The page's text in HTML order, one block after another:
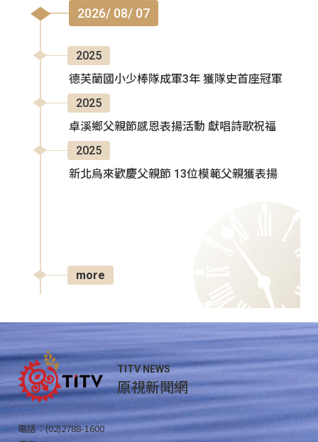
2026/ 08/ 07
2025
德芙蘭國小少棒隊成軍3年 獲隊史首座冠軍
2025
卓溪鄉父親節感恩表揚活動 獻唱詩歌祝福
2025
新北烏來歡慶父親節 13位模範父親獲表揚
more
TITV NEWS
原視新聞網
電話：(02)2788-1600